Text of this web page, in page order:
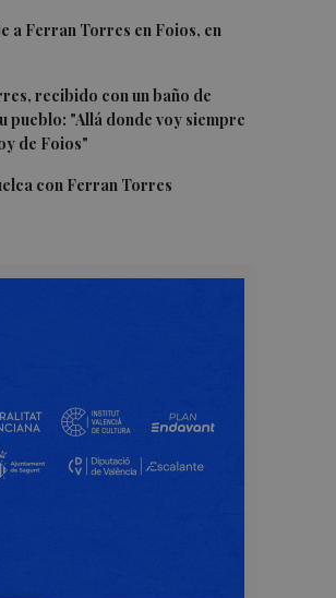
a Ferran Torres en Foios, en
recibido con un baño de
pueblo: "Allá donde voy siempre
de Foios"
con Ferran Torres